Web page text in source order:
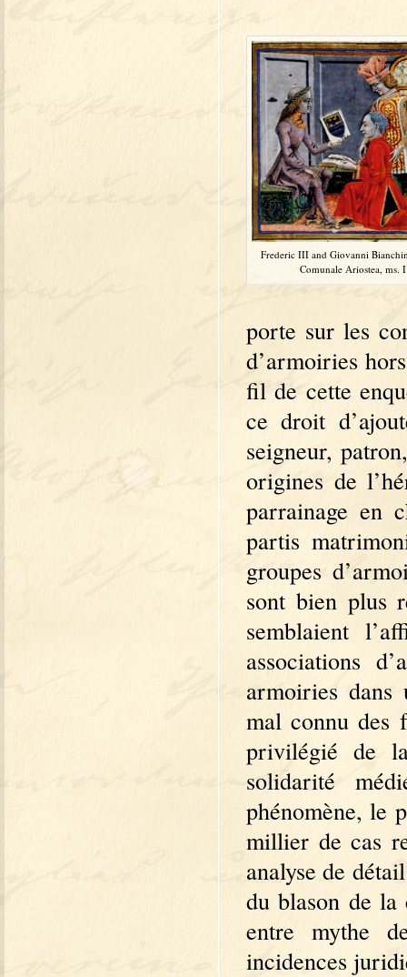
Frederic III and Giovanni
Comunale Ariostea, ms.
porte sur les
d’armoiries
fil de cette
ce droit
seigneur,
origines de
parrainage en
partis
groupes
sont bien plus
semblaient
associations
armoiries dans
mal connu des
privilégié de
solidarité
phénomène, le
millier de cas
analyse de
du blason de la
entre mythe
incidences